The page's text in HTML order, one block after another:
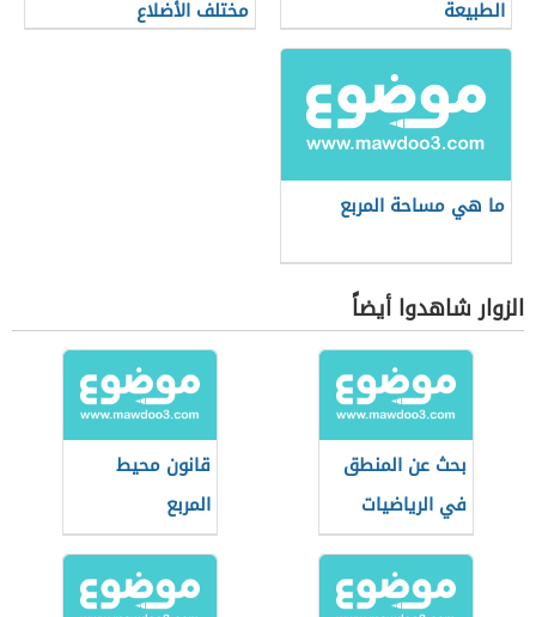
الطبيعة مختلف الأضلاع
ما هي مساحة المربع
الزوار شاهدوا أيضاً
بحث عن المنطق
في الرياضيات
قانون محيط
المربع